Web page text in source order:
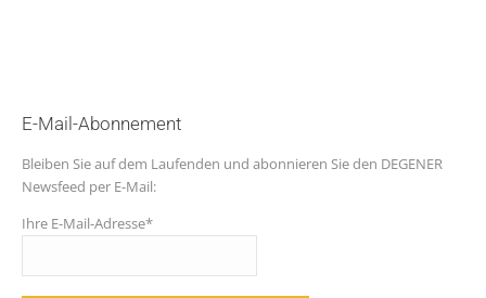
E-Mail-Abonnement
Bleiben Sie auf dem Laufenden und abonnieren Sie den DEGENER
Newsfeed per E-Mail:
Ihre E-Mail-Adresse*